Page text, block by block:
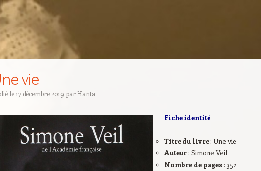
vie
le17 décembre 2019 par Hanta
Fiche identité
Titre du livre: Une vie
Auteur: Simone Veil
Nombre de pages: 352